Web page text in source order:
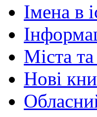
Імена в
Міста
Нові